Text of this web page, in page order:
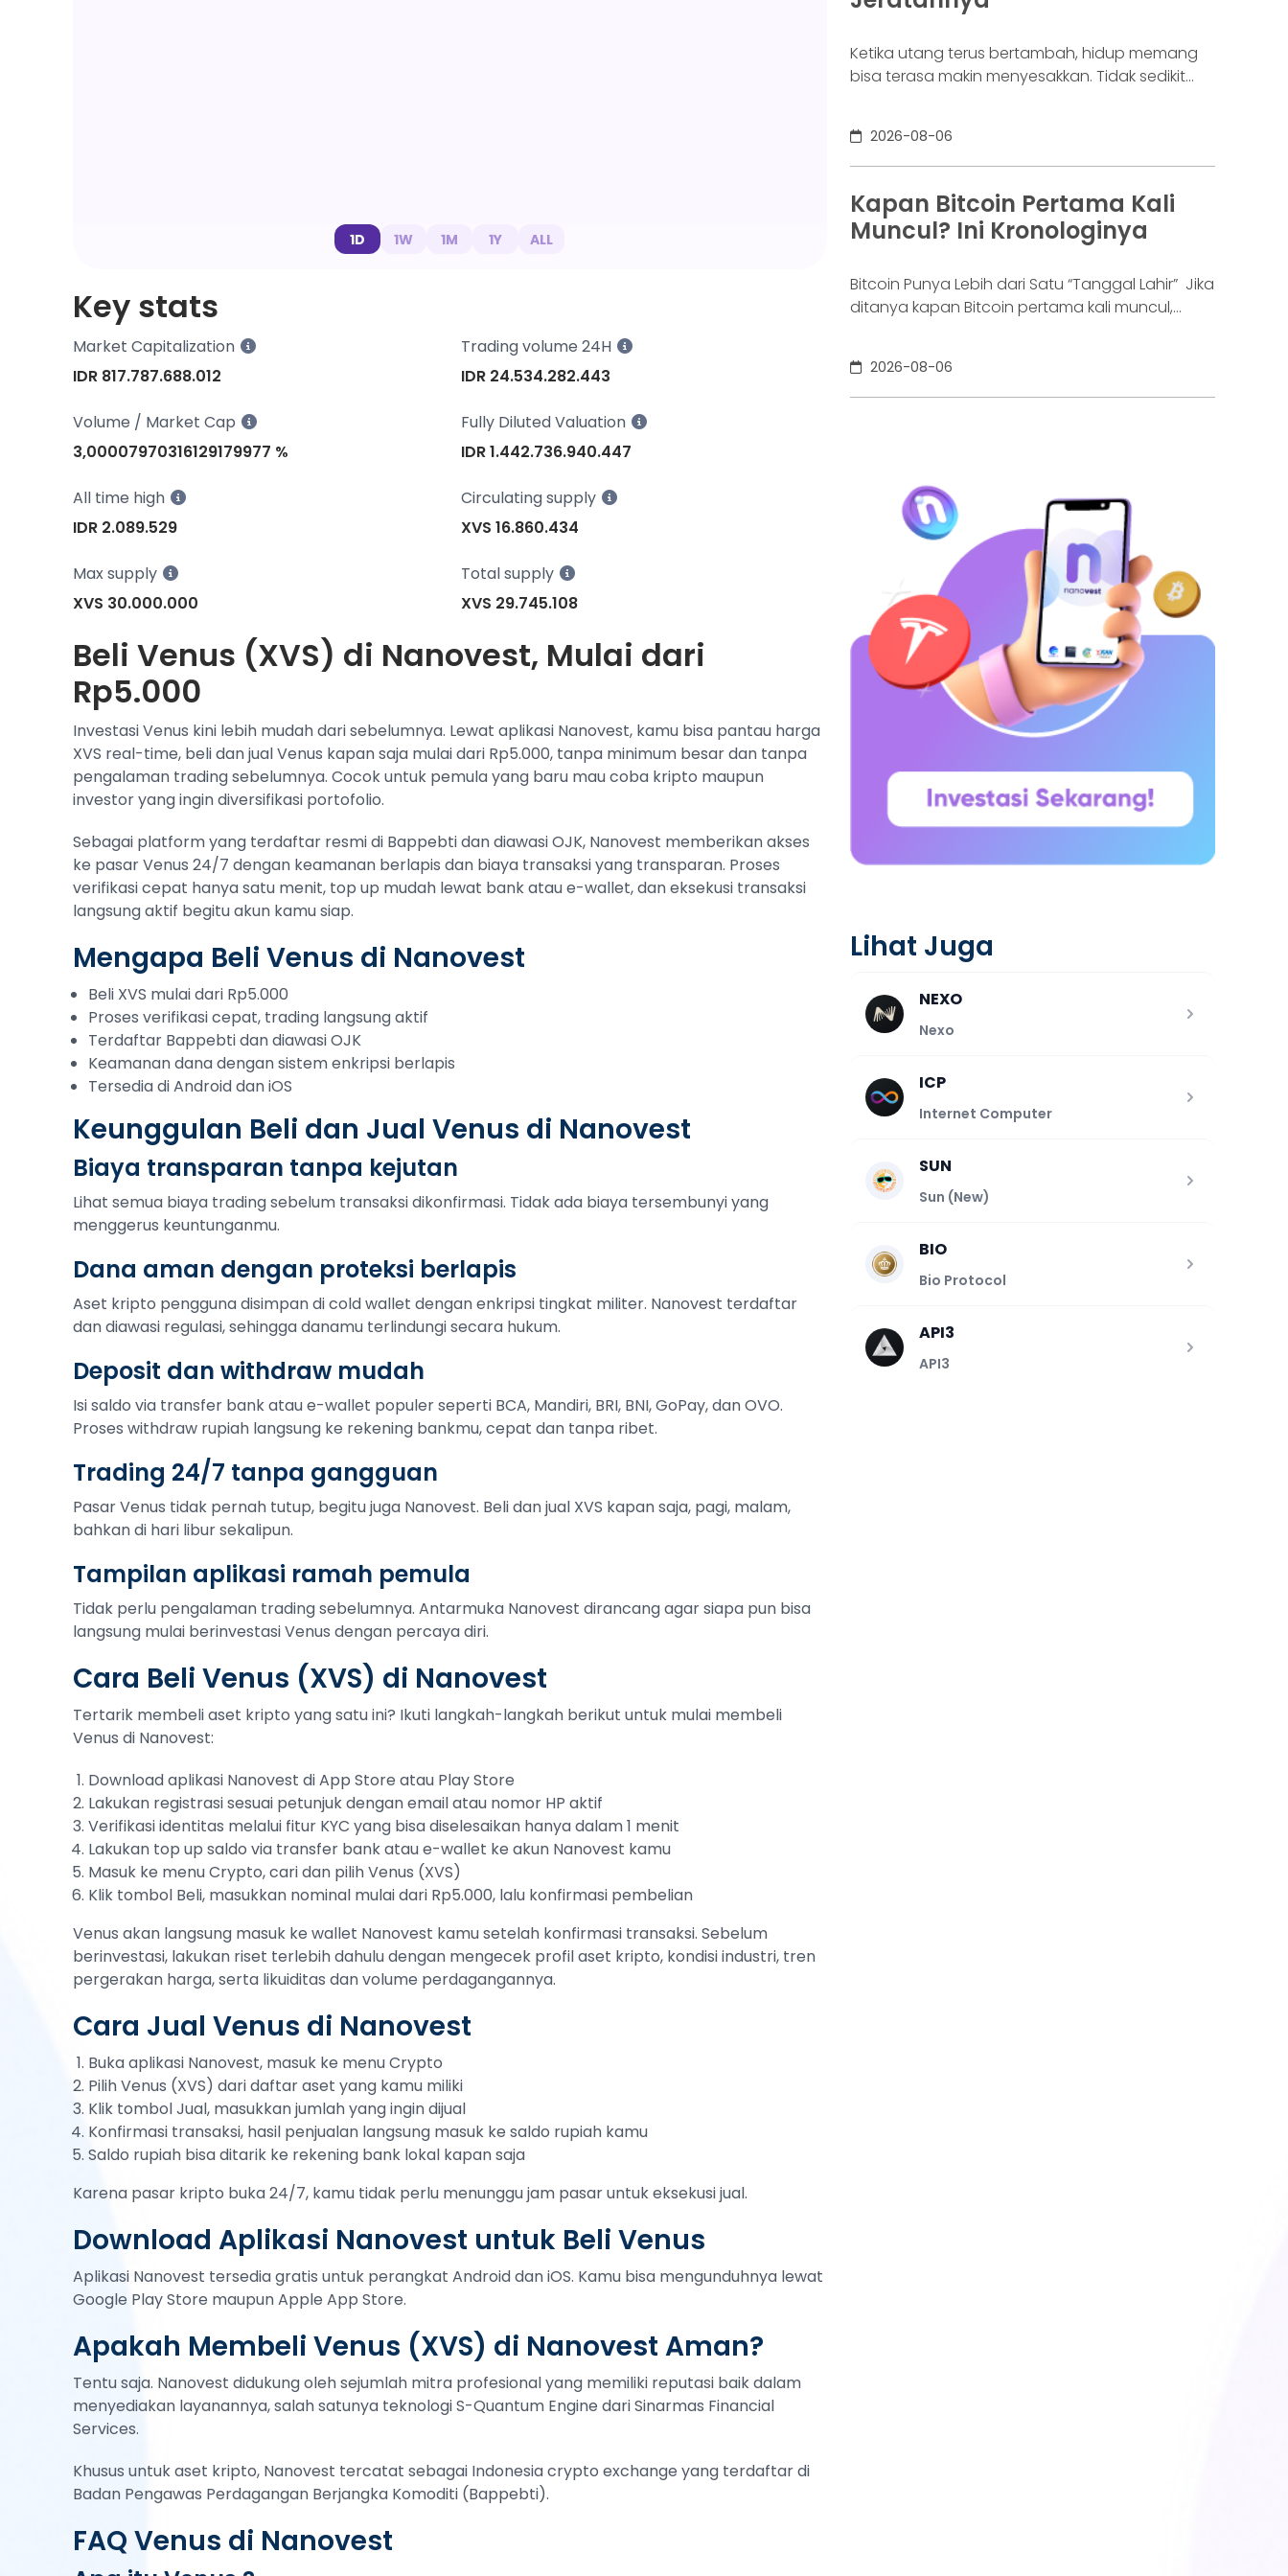
1D 1W 1M 1Y ALL
Key stats
Market Capitalization
IDR 817.787.688.012
Trading volume 24H
IDR 24.534.282.443
Volume / Market Cap
3,00007970316129179977 %
Fully Diluted Valuation
IDR 1.442.736.940.447
All time high
IDR 2.089.529
Circulating supply
XVS 16.860.434
Max supply
XVS 30.000.000
Total supply
XVS 29.745.108
Beli Venus (XVS) di Nanovest, Mulai dari
Rp5.000
Investasi Venus kini lebih mudah dari sebelumnya. Lewat aplikasi Nanovest, kamu bisa pantau harga
XVS real-time, beli dan jual Venus kapan saja mulai dari Rp5.000, tanpa minimum besar dan tanpa
pengalaman trading sebelumnya. Cocok untuk pemula yang baru mau coba kripto maupun
investor yang ingin diversifikasi portofolio.
Sebagai platform yang terdaftar resmi di Bappebti dan diawasi OJK, Nanovest memberikan akses
ke pasar Venus 24/7 dengan keamanan berlapis dan biaya transaksi yang transparan. Proses
verifikasi cepat hanya satu menit, top up mudah lewat bank atau e-wallet, dan eksekusi transaksi
langsung aktif begitu akun kamu siap.
Mengapa Beli Venus di Nanovest
Beli XVS mulai dari Rp5.000
Proses verifikasi cepat, trading langsung aktif
Terdaftar Bappebti dan diawasi OJK
Keamanan dana dengan sistem enkripsi berlapis
Tersedia di Android dan iOS
Keunggulan Beli dan Jual Venus di Nanovest
Biaya transparan tanpa kejutan
Lihat semua biaya trading sebelum transaksi dikonfirmasi. Tidak ada biaya tersembunyi yang
menggerus keuntunganmu.
Dana aman dengan proteksi berlapis
Aset kripto pengguna disimpan di cold wallet dengan enkripsi tingkat militer. Nanovest terdaftar
dan diawasi regulasi, sehingga danamu terlindungi secara hukum.
Deposit dan withdraw mudah
Isi saldo via transfer bank atau e-wallet populer seperti BCA, Mandiri, BRI, BNI, GoPay, dan OVO.
Proses withdraw rupiah langsung ke rekening bankmu, cepat dan tanpa ribet.
Trading 24/7 tanpa gangguan
Pasar Venus tidak pernah tutup, begitu juga Nanovest. Beli dan jual XVS kapan saja, pagi, malam,
bahkan di hari libur sekalipun.
Tampilan aplikasi ramah pemula
Tidak perlu pengalaman trading sebelumnya. Antarmuka Nanovest dirancang agar siapa pun bisa
langsung mulai berinvestasi Venus dengan percaya diri.
Cara Beli Venus (XVS) di Nanovest
Tertarik membeli aset kripto yang satu ini? Ikuti langkah-langkah berikut untuk mulai membeli
Venus di Nanovest:
Download aplikasi Nanovest di App Store atau Play Store
Lakukan registrasi sesuai petunjuk dengan email atau nomor HP aktif
Verifikasi identitas melalui fitur KYC yang bisa diselesaikan hanya dalam 1 menit
Lakukan top up saldo via transfer bank atau e-wallet ke akun Nanovest kamu
Masuk ke menu Crypto, cari dan pilih Venus (XVS)
Klik tombol Beli, masukkan nominal mulai dari Rp5.000, lalu konfirmasi pembelian
Venus akan langsung masuk ke wallet Nanovest kamu setelah konfirmasi transaksi. Sebelum
berinvestasi, lakukan riset terlebih dahulu dengan mengecek profil aset kripto, kondisi industri, tren
pergerakan harga, serta likuiditas dan volume perdagangannya.
Cara Jual Venus di Nanovest
Buka aplikasi Nanovest, masuk ke menu Crypto
Pilih Venus (XVS) dari daftar aset yang kamu miliki
Klik tombol Jual, masukkan jumlah yang ingin dijual
Konfirmasi transaksi, hasil penjualan langsung masuk ke saldo rupiah kamu
Saldo rupiah bisa ditarik ke rekening bank lokal kapan saja
Karena pasar kripto buka 24/7, kamu tidak perlu menunggu jam pasar untuk eksekusi jual.
Download Aplikasi Nanovest untuk Beli Venus
Aplikasi Nanovest tersedia gratis untuk perangkat Android dan iOS. Kamu bisa mengunduhnya lewat
Google Play Store maupun Apple App Store.
Apakah Membeli Venus (XVS) di Nanovest Aman?
Tentu saja. Nanovest didukung oleh sejumlah mitra profesional yang memiliki reputasi baik dalam
menyediakan layanannya, salah satunya teknologi S-Quantum Engine dari Sinarmas Financial
Services.
Khusus untuk aset kripto, Nanovest tercatat sebagai Indonesia crypto exchange yang terdaftar di
Badan Pengawas Perdagangan Berjangka Komoditi (Bappebti).
FAQ Venus di Nanovest
Ketika utang terus bertambah, hidup memang
bisa terasa makin menyesakkan. Tidak sedikit
kewajibannya, kondisi yang kita kenal sebagai
gagal bayar. Ini bukan masalah segelintir orang.
Mengutip laporan OJK dari dataindonesia.id,
angka kredit macet di industri fintech tercatat
naik ke 4,38% per Januari
2026-08-06
Kapan Bitcoin Pertama Kali
Muncul? Ini Kronologinya
Bitcoin Punya Lebih dari Satu “Tanggal Lahir” Jika
ditanya kapan Bitcoin pertama kali muncul,
yang lain mengatakan 2009. Keduanya tidak
sepenuhnya salah. Bitcoin pertama kali
jaringannya baru benar-benar mulai beroperasi
2026-08-06
Lihat Juga
NEXO
Nexo
ICP
Internet Computer
SUN
Sun (New)
BIO
Bio Protocol
API3
API3